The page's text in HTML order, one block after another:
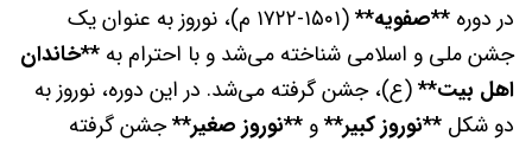
در دوره **صفویه**
(۱۵۰۱-۱۷۲۲ م)، نوروز به عنوان یک
جشن ملی و اسلامی شناخته می‌شد و با احترام به **خاندان
اهل بیت**(ع)، جشن گرفته می‌شد. در این دوره، نوروز به
دو شکل **نوروز کبیر**و **نوروز صغیر**جشن گرفته